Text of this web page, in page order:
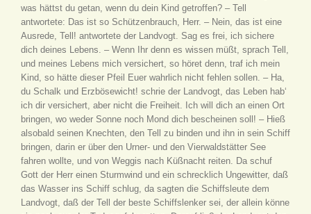
was hättst du getan, wenn du dein Kind getroffen? – Tell
antwortete: Das ist so Schützenbrauch, Herr. – Nein, das ist eine
Ausrede, Tell! antwortete der Landvogt. Sag es frei, ich sichere
dich deines Lebens. – Wenn Ihr denn es wissen müßt, sprach Tell,
und meines Lebens mich versichert, so höret denn, traf ich mein
Kind, so hätte dieser Pfeil Euer wahrlich nicht fehlen sollen. – Ha,
du Schalk und Erzbösewicht! schrie der Landvogt, das Leben hab‘
ich dir versichert, aber nicht die Freiheit. Ich will dich an einen Ort
bringen, wo weder Sonne noch Mond dich bescheinen soll! – Hieß
alsobald seinen Knechten, den Tell zu binden und ihn in sein Schiff
bringen, darin er über den Urner- und den Vierwaldstätter See
fahren wollte, und von Weggis nach Küßnacht reiten. Da schuf
Gott der Herr einen Sturmwind und ein schrecklich Ungewitter, daß
das Wasser ins Schiff schlug, da sagten die Schiffsleute dem
Landvogt, daß der Tell der beste Schiffslenker sei, der allein könne